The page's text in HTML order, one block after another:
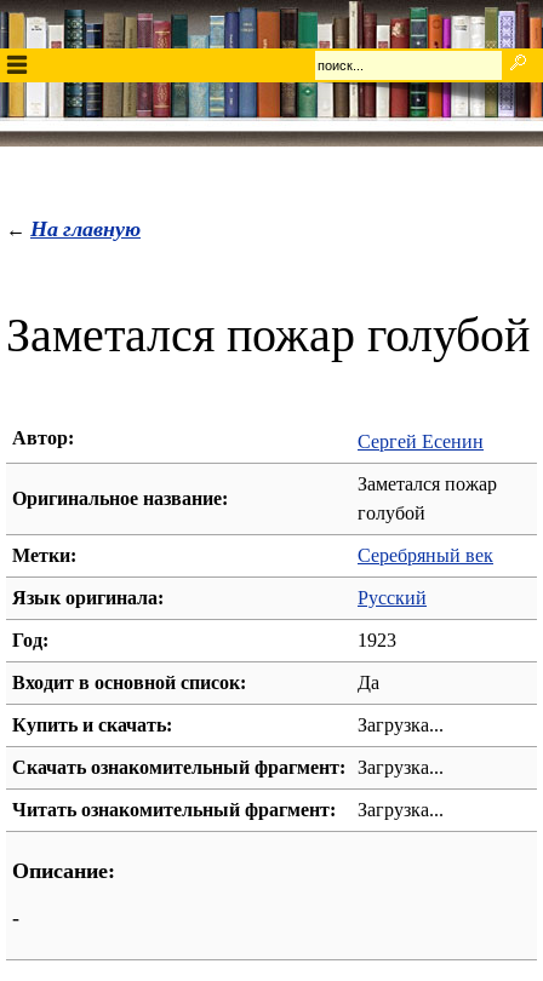
← На главную
Заметался пожар голубой
Автор: Сергей Есенин
Оригинальное название:
Заметался пожар
голубой
Метки: Серебряный век
Язык оригинала: Русский
Год: 1923
Входит в основной список: Да
Купить и скачать: Загрузка...
Скачать ознакомительный фрагмент: Загрузка...
Читать ознакомительный фрагмент: Загрузка...
Описание:
-